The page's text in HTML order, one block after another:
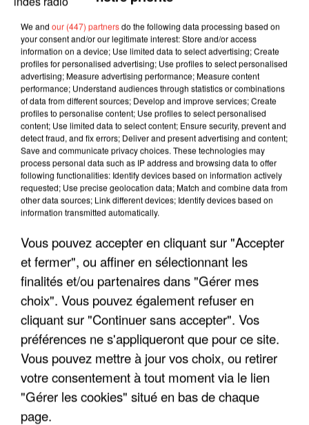
FRANCE
"JE SUIS À DISPOSITION DES
ENFOIRÉS"
"ON A TOUS LE TRAC"
We and our (447) partnersdo the following data processing based on
your consent and/or our legitimate interest: Store and/or access
information on a device; Use limited data to select advertising; Create
profiles for personalised advertising; Use profiles to select personalised
advertising; Measure advertising performance; Measure content
performance; Understand audiences through statistics or combinations
of data from different sources; Develop and improve services; Create
profiles to personalise content; Use profiles to select personalised
content; Use limited data to select content; Ensure security, prevent and
detect fraud, and fix errors; Deliver and present advertising and content;
Save and communicate privacy choices. These technologies may
process personal data such as IP address and browsing data to offer
following functionalities: Identify devices based on information actively
requested; Use precise geolocation data; Match and combine data from
other data sources; Link different devices; Identify devices based on
information transmitted automatically.
Vous pouvez accepter en cliquant sur "Accepter
et fermer", ou affiner en sélectionnant les
finalités et/ou partenaires dans "Gérer mes
choix". Vous pouvez également refuser en
cliquant sur "Continuer sans accepter". Vos
préférences ne s'appliqueront que pour ce site.
Vous pouvez mettre à jour vos choix, ou retirer
votre consentement à tout moment via le lien
"Gérer les cookies" situé en bas de chaque
page.